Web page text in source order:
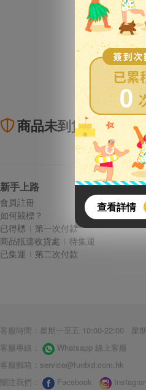
0
查看詳情
商品未到貨全額理賠
新手上路
會員註冊
如何競標？
已得標
第一次付款
商品抵達收貨處
待集運
已集運
第二次付款
客服時間：星期一至五 10:00-22:00 星
客服專線：
Whatsapp 線上客服
客服郵箱： service@funbid.com.hk
關注我們：
Facebook